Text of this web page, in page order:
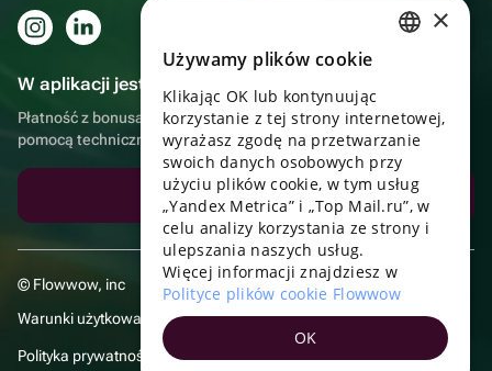
W aplikacji jest to jeszcze wygodniejsze!
Płatność z bonusami, samodzielna dostawa, wygodny czat z
pomocą techniczną
Pobierz aplikację
© Flowwow, inc
Warunki użytkowania
Polityka prywatności
UKRAINIAN
PORTUGUESE
SPANISH
TURKISH
×
Używamy plików cookie
Klikając OK lub kontynuując
korzystanie z tej strony internetowej,
wyrażasz zgodę na przetwarzanie
swoich danych osobowych przy
użyciu plików cookie, w tym usług
„Yandex Metrica” i „Top Mail.ru”, w
celu analizy korzystania ze strony i
ulepszania naszych usług.
Więcej informacji znajdziesz w
Polityce plików cookie Flowwow
OK